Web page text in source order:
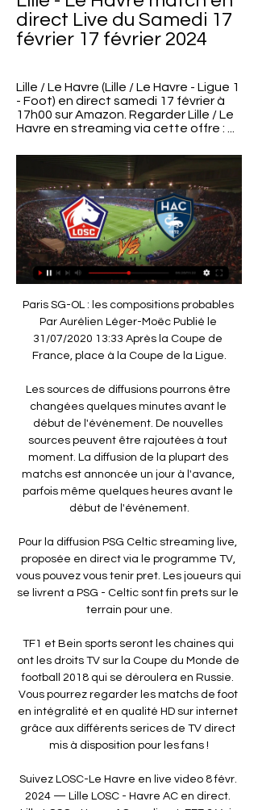
direct Live du Samedi 17
février 17 février 2024
Lille / Le Havre (Lille / Le Havre - Ligue 1
- Foot) en direct samedi 17 février à
17h00 sur Amazon. Regarder Lille / Le
Havre en streaming via cette offre : ...
Paris SG-OL : les compositions probables Par Aurélien Léger-Moëc Publié le 31/07/2020 13:33 Après la Coupe de France, place à la Coupe de la Ligue.

Les sources de diffusions pourrons être changées quelques minutes avant le début de l'événement. De nouvelles sources peuvent être rajoutées à tout moment. La diffusion de la plupart des matchs est annoncée un jour à l'avance, parfois même quelques heures avant le début de l'événement.

Pour la diffusion PSG Celtic streaming live, proposée en direct via le programme TV, vous pouvez vous tenir pret. Les joueurs qui se livrent a PSG - Celtic sont fin prets sur le terrain pour une.

TF1 et Bein sports seront les chaines qui ont les droits TV sur la Coupe du Monde de football 2018 qui se déroulera en Russie. Vous pourrez regarder les matchs de foot en intégralité et en qualité HD sur internet grâce aux différents serices de TV direct mis à disposition pour les fans !

Suivez LOSC-Le Havre en live video 8 févr. 2024 — Lille LOSC - Havre AC en direct. Lille LOSC - Havre AC en direct. FFF 3 Voir toutes les actus. Next slide. Suggestion d'articles. Féminine.

Palmarès Tenant du titre US Issoire (2019) Plus titré(s) Blagnac SCR (2) Pour la compétition en cours voir: Fédérale 2 2019-2020 modifier Le championnat de France de rugby à XV de 2 e division fédérale , appelé plus simplement Fédérale 2 , est le deuxième échelon national du championnat de France de rugby à XV amateur. Antichambre de la Fédérale 1 , il est organisé par la.

Live Lille - Le Havre la 22e journée de Ligue 1 Uber Eats Où voir le match Lille Le Havre en streaming ? Match en streaming légal en direct sur le site ou l'application officielle de Prime Video. Qui arbitre le match ...

HAC - Votre panier est vide. Total. 0,00 €. Voir le panier · Finaliser ma commande Contremarques secteur visiteurs - LOSC / Havre AC. 17/02/2024 17:00 - Stade ...

Re: [2017-18 National, J21] Stade Lavallois - USL Dunkerque Ven 09 Fév 18, 15:58 Des beaux discours Marco nous en a fait quelques un et c'est pas pour ça qu'on jouait mieux mais c'est vrai que j'aime pas du tout son approche a Droopy.

Lille OSC - Le Havre AC: Live streaming & TV aujourd'hui Où regarder l'événement en. · Lille OSC vs. Le Havre AC: en live streaming & à la TV aujourd'hui · Plus d'informations · Foot Matchs en direct.

Degorre : “Leipzig est une équipe qui correspond parfaitement aux qualités du PSG” Canal Supporters 20:34 | 14-08-2020 PSG : Après Mbappé, un nouveau miracle pour Keylor Navas ? Foot01 20:00 | 14-08-2020 Courbis voit le PSG aller en finale de LDC après sa victoire « en faisant des conneries » Paris Fans 20:00 | 14-08-2020 Les infos du jour : le FC Nantes encore touché par le Covid.

La magie de la Coupe a opéré mercredi soir. Ainsi, plusieurs clubs de l’élite ont été éliminés par des formations de division inférieure. Anderlecht était prévenu, mais cela n’a pas.

Dernière ligne droite, on aura surtout besoin avec nous de ceux qui y croit toujours... ⚪️ Et ont sait qu’il y en a beaucoup #MerciSupportersAsnl #AR7

Tout ce qu'il faut savoir sur le match Stade Brestois vs Saint-Étienne de Ligue 1 du (16 Février 2020) en direct : Résumé, statistiques, compositions et résultats - Besoccer

Pronostic Metz Toulouse du 28/09/2019 en Ligue 1 – Découvrez les pronostics, les statistiques et les meilleures cotes pour le match de Football Metz - Toulouse réalisés …

Article similaire à Ligue 1 : suivez en direct Olympique Lyonnais-Paris Saint-Germain. A la une: Buzz: Les plus lus: Recherche avancée • Rubriques : A la.

Lugano – Zürich 22 juillet à 19:30 (Suisse. Super League) Luzern – Sion 22 juillet à 19:30 (Suisse. Super League) Sankt Gallen – Basel 22 juillet à 19:30 (Suisse. Super League) Liverpool – Chelsea 22 juillet à …

Les Pôles Espoirs Rugby sont au nombre de 10 (Bayonne, Béziers, Dijon, Hyères, Paris, Talence, Toulouse, Tours, Villefranche sur Saône et Ussel) : un bassin de recrutement est clairement identifié pour chacun d'entre eux. Les pôles fonctionnent en liaison avec les centres de formation des clubs professionnels. Les termes de cette.

Prédiction et statistiques du match de football Cerro Largo - Liverpool (URU) de Uruguay Primera Division - Clausura de 25/10/2019. Aussi disponible, toutes les prédictions de la journée de la ligue Uruguay Primera Division - Clausura

BK Jurmala vs BK Ogre 2020-03-07 17:00 flux en direct, conseils, cotes et statistiques H2H. Cliquez ici pour tous nos pronostics et pronostics gratuits.

Nous sommes le Paris Saint-Germain » a posté Kylian Mbappé, dont la motivation débordante fera assurément un grand plaisir aux supporters franciliens. Désormais, c’est avec une grande.

Photosmania un site pour les passionnés de photos, photographe professionnel, Bruno Collin vous invite à regarder ses photos.Son style photographique

À quelle heure et sur quelle chaîne suivre le 48844 il y a 3 jours — Le match Lille - Le Havre sera diffusé en direct le samedi 17 Voir un match de football en direct ? Gratuitement regarder tous les scores ...

Les Pépites est un film réalisé par Xavier de Lauzanne. Synopsis : Aujourd'hui, ils ont 25 ans et finissent leurs études ou commencent à travailler. Tous, lorsqu’ils étaient enfants.

C'est parti pour une semaine de haut vol sur la terre battue girondine. Avec huit joueurs du Top 100 mondial, Steve Darcis et Jérémy Chardy en tête d'affiche et une foule de jeunes prometteurs.

rangers-bayer-leverkusen streaming footstream hd , meilleur site de streaming gratuit . Le site met a votre disposition les meilleurs matchs comme rangers-bayer-leverkusen streaming. Regarder en streaming gratuit les match du psg, om ou encore de lyon en streaming gratuit. Regarder rangers-bayer-leverkusen en streaming

Ligue 1 - 17/02/2024 17:00 : Lille - Le Havre en direct - LOSC L1 : Lille - Le Havre en direct. Stade : Arbitre : 17/02/2024 17:00 OL - LOSC : A quelle heure et sur quelle chaîne TV voir le match de Coupe de France ?

Browse Publishers. [0] [1] (Cape Town, South Africa) [3] [1] [1] [3] [1] [1] [2] (La Grande Motte) [6] [1] [1] [1] [1] (Montpellier) [8] [1] (Oum El Bouaghi) [1] [4.

Football Le FC Bâle affrontera Francfort Le tirage au sort des 8es de finale de Ligue Europa s'est déroulé à Nyon. Bâle jouera à l'extérieur le 12 mars et recevra le 19 mars.

Les offres d'emploi du réseau des CCI : Le réseau des Chambres de Commerce et d'Industrie vous propose une large gamme de services aux entreprises, formation continue et conseil en intelligence économique. Retrouvez la liste des CCI en France, des CCIr et …

Le Havre (HAC) ⚽ match en direct à la TV - ⚽ Foot Le Havre programme match en direct et en rediffusion à la TV. Ajoutez match Le Havre à votre calendrier TV et en widget gratuit sur votre site.

Lille - Le Havre match en direct Live du Samedi 17 février Connectez-vous pour voir les pronostics des internautes ! Vous aurez ainsi accès à la répartition des pronos 1N2 du match entre Lille et Le Havre. Non ...

Boulogne vs. Lyon Duchère - 27 October 2017 - Soccerway. Bahasa - Indonesia; Chinese (simplified) Deutsch; English - Australia; English - Canada; English - Ghana; English - International; English - Ireland; English - Kenya; English - Malaysia; English - Nigeria; English - Nordics; English - Singapore; English - South Africa ; English - United Kingdom; English - United States; Español - Espa�

Le Havre - Lille : sur quelle chaîne voir le match de la Ligue 1 30 sept. 2023 — Programme TV du Havre - Lille. Match : Le Havre - Lille Date : 1er octobre 2023. Coup d'envoi : 15 heures. Chaîne : à suivre en direct sur ...

Ces derniers jours, c’est l’intérêt du Bayern Munich qui s’est concrétisé. Une offre jugée insuffisante sportivement car le club allemand a d’abord souhaité intégrer Pierre Kalulu.

Toutes nos annonces gratuites Ameublement, meubles occasion Basse-Normandie. Consultez nos 46267 annonces de particuliers et professionnels sur leboncoin

Les luminaires Keria sont sélectionnés avec passion et attention pour vous accompagner à chaque moment de votre vie. Parce que chez Keria, nous nous attachons à vous faire vivre une expérience lumineuse unique.

1172 relations: Aaron Appindangoyé, Abdelkader Ferhaoui, Abdelkrim Jinani, Abdelmajid Bourebbou, Abdoulaye Demba, Abdoulaye Sané, Adnan Čustović, Adrian Suka.

Regarder les chaines TV en live streaming et gratuitement sur le web. Voir les chaines de télévision en directe live vidéo en ligne. Télévision, chaines de la TNT, webtv gratuite en bonne qualité et …

Webmaster-Gratuit est également un service de diffusion centralisée de télévision en ligne et de Web TV. Ce site est un annuaire indépendant des TV en ligne disponible sur Internet. Les logos, marques, flux et services diffusés sont la propriété respective de leurs auteurs.

Toutes les bonnes adresses de Céréales à Labastide-Villefranche et liste des communes voisines, ( page 1) et près de chez vous. Retrouvez facilement les sites internet de l'activité de cereale de la catégorie Commerce, Distribution & Industries page 1.

CA Orsay Rugby Club sur Score'n'co UNE FORMATION RECONNUE En constante progression, notre École de Rugby est, depuis 2006, labellisée par la Fédération Française de Rugby.

Le premier bus pour Pau part à 10:03, tandis que le dernier est programmé à 20:07. Le voyage dure en moyenne 1 hour et 6 minutes, mais les bus les plus rapides mettent seulement 1 hour et 20 minutes. Avec quelles compagnies pouvez-vous voyager de Lourdes à Pau ? Avec OUI.sncf et FlixBus, vous pourrez voyager entre Lourdes et Pau en bus.

Bienvenue sur LCL, la banque au service des particuliers ! Retrouvez tous les services LCL : Compte, Carte, Epargne, Prêt et Assurance, des solutions et…

Palmarès Tenant du titre Rouen NR (2019) Plus titré(s) Colomiers rugby (3) Pour la compétition en cours voir: Fédérale 1 2019-2020 modifier Le championnat de France de rugby à XV de 1 re division fédérale , appelé plus simplement Fédérale 1 , est l'échelon national supérieur du championnat de France de rugby à